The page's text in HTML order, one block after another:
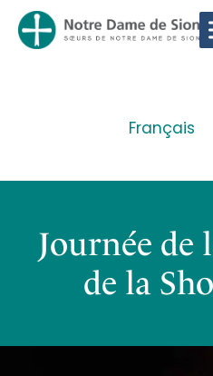
Français
Journée de
de la